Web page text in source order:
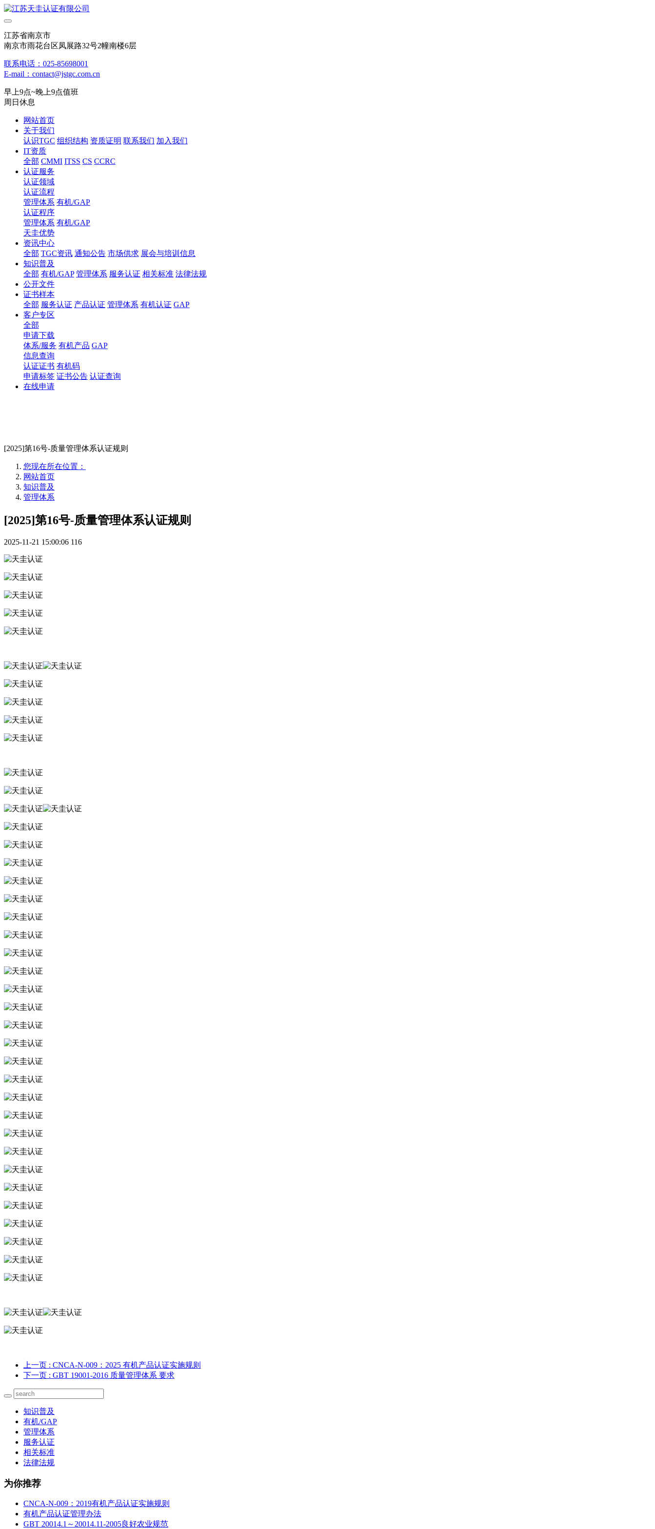
江苏省南京市
南京市雨花台区凤展路32号2幢南楼6层
联系电话：025-85698001
E-mail：contact@jstgc.com.cn
早上9点~晚上9点值班
周日休息
网站首页
关于我们
认识TGC 组织结构 资质证明 联系我们 加入我们
IT资质
全部 CMMI ITSS CS CCRC
认证服务
认证领域
认证流程
管理体系 有机/GAP
认证程序
管理体系 有机/GAP
天圭优势
资讯中心
全部 TGC资讯 通知公告 市场供求 展会与培训信息
知识普及
全部 有机/GAP 管理体系 服务认证 相关标准 法律法规
公开文件
证书样本
全部 服务认证 产品认证 管理体系 有机认证 GAP
客户专区
全部
申请下载
体系/服务 有机产品 GAP
信息查询
认证证书 有机码
申请标签 证书公告 认证查询
在线申请
[2025]第16号-质量管理体系认证规则
您现在所在位置：
网站首页
知识普及
管理体系
[2025]第16号-质量管理体系认证规则
2025-11-21 15:00:06 116
上一页 : CNCA-N-009：2025 有机产品认证实施规则
下一页 : GBT 19001-2016 质量管理体系 要求
知识普及
有机/GAP
管理体系
服务认证
相关标准
法律法规
为你推荐
CNCA-N-009：2019有机产品认证实施规则
有机产品认证管理办法
GBT 20014.1～20014.11-2005良好农业规范